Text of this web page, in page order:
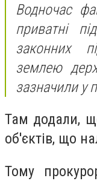
Водночас
приватні
законних
землею
зазначили у
Там додали,
об'єктів, що
Тому